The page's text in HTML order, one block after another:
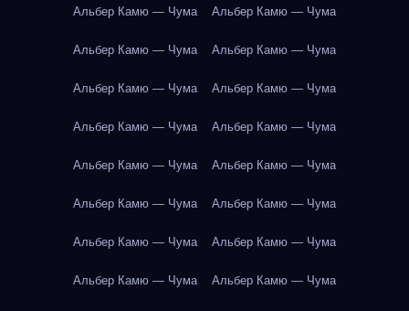
Альбер Камю — Чума Альбер Камю — Чума
Альбер Камю — Чума Альбер Камю — Чума
Альбер Камю — Чума Альбер Камю — Чума
Альбер Камю — Чума Альбер Камю — Чума
Альбер Камю — Чума Альбер Камю — Чума
Альбер Камю — Чума Альбер Камю — Чума
Альбер Камю — Чума Альбер Камю — Чума
Альбер Камю — Чума Альбер Камю — Чума